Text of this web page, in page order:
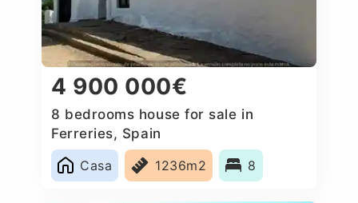
4 900 000€
8 bedrooms house for sale in
Ferreries, Spain
Casa
1236m2 8